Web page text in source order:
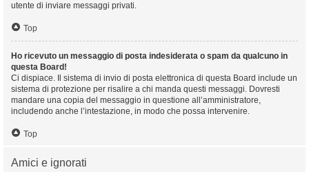
utente di inviare messaggi privati​​.
Top
Ho ricevuto un messaggio di posta indesiderata o spam da qualcuno in
questa Board!
Ci dispiace. Il sistema di invio di posta elettronica di questa Board include un
sistema di protezione per risalire a chi manda questi messaggi. Dovresti
mandare una copia del messaggio in questione all’amministratore,
includendo anche l’intestazione, in modo che possa intervenire.
Top
Amici e ignorati